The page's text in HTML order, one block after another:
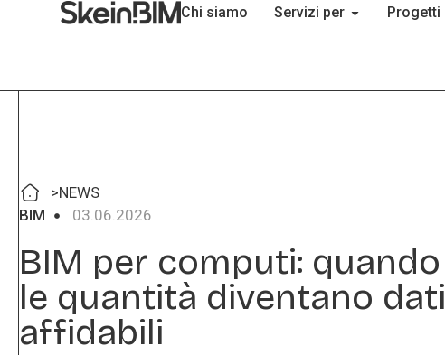
Chi siamo Servizi per Progetti
>NEWS
BIM
03.06.2026
BIM per computi: quando
le quantità diventano dati
affidabili